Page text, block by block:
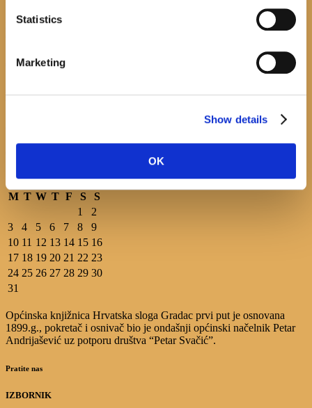
Statistics
Marketing
Show details
OK
Promocija zbirke pjesama "Iz staračkog domau Makarskoj"-poshumno Tihorad Mijo
July 20, 2026
Gradac
August
M T W T F S
S
1
2
3
4 5 6 7 8
9
10 11 12 13 14 15 16
17 18 19 20 21 22 23
24 25 26 27 28 29 30
31
Općinska knjižnica Hrvatska sloga Gradac prvi put je osnovana
1899.g., pokretač i osnivač bio je ondašnji općinski načelnik Petar
Andrijašević uz potporu društva “Petar Svačić”.
Pratite nas
IZBORNIK